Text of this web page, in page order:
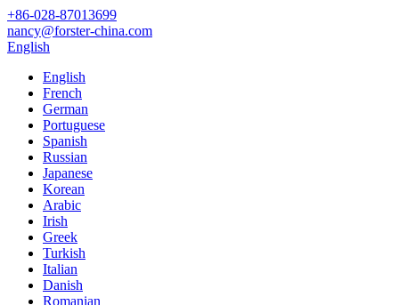
+86-028-87013699
nancy@forster-china.com
English
English
French
German
Portuguese
Spanish
Russian
Japanese
Korean
Arabic
Irish
Greek
Turkish
Italian
Danish
Romanian